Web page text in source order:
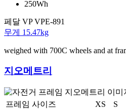
250Wh
페달 VP VPE-891
무게 15.47kg
weighed with 700C wheels and at
지오메트리
프레임 사이즈 XS S